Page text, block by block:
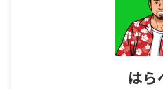
はら